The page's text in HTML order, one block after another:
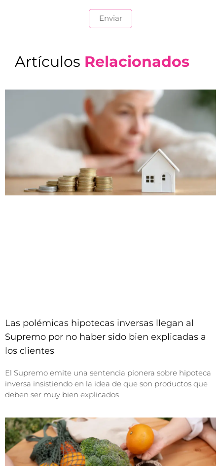
Artículos Relacionados
Las polémicas hipotecas inversas llegan al
Supremo por no haber sido bien explicadas a
los clientes
El Supremo emite una sentencia pionera sobre hipoteca
inversa insistiendo en la idea de que son productos que
deben ser muy bien explicados